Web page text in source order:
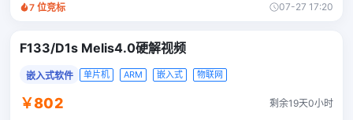
7 位竞标 07-27 17:20
F133/D1s Melis4.0硬解视频
嵌入式软件 单片机 ARM 嵌入式 物联网
￥802 剩余19天0小时